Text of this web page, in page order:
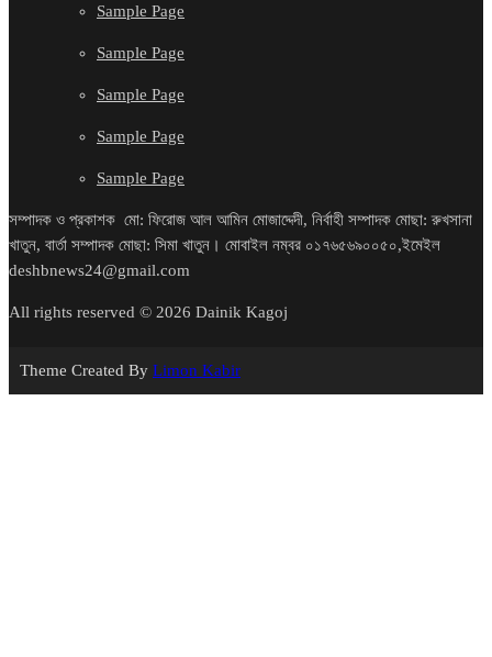
Sample Page
Sample Page
Sample Page
Sample Page
Sample Page
সম্পাদক ও প্রকাশক মো: ফিরোজ আল আমিন মোজাদ্দেদী, নির্বাহী সম্পাদক মোছা: রুখসানা
খাতুন, বার্তা সম্পাদক মোছা: সিমা খাতুন। মোবাইল নম্বর ০১৭৬৫৬৯০০৫০,ইমেইল
deshbnews24@gmail.com
All rights reserved © 2026 Dainik Kagoj
Theme Created By Limon Kabir